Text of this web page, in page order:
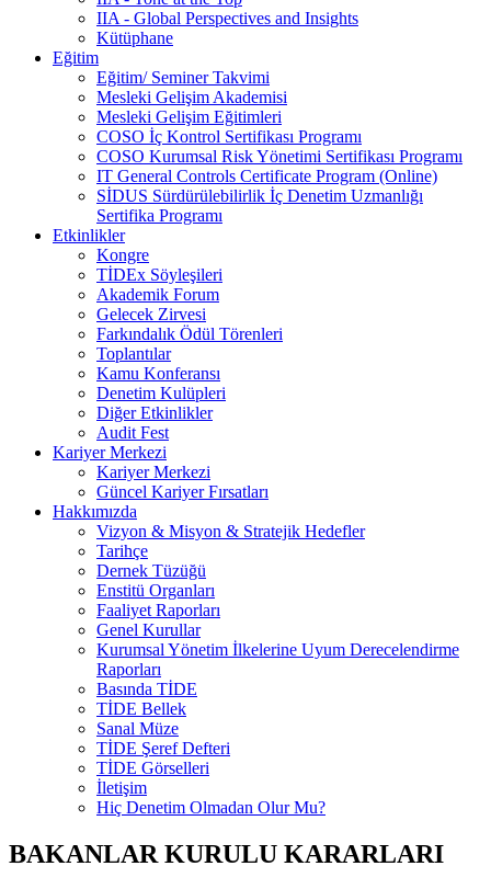
IIA - Global Perspectives and Insights
Kütüphane
Eğitim
Eğitim/ Seminer Takvimi
Mesleki Gelişim Akademisi
Mesleki Gelişim Eğitimleri
COSO İç Kontrol Sertifikası Programı
COSO Kurumsal Risk Yönetimi Sertifikası Programı
IT General Controls Certificate Program (Online)
SİDUS Sürdürülebilirlik İç Denetim Uzmanlığı
Sertifika Programı
Etkinlikler
Kongre
TİDEx Söyleşileri
Akademik Forum
Gelecek Zirvesi
Farkındalık Ödül Törenleri
Toplantılar
Kamu Konferansı
Denetim Kulüpleri
Diğer Etkinlikler
Audit Fest
Kariyer Merkezi
Kariyer Merkezi
Güncel Kariyer Fırsatları
Hakkımızda
Vizyon & Misyon & Stratejik Hedefler
Tarihçe
Dernek Tüzüğü
Enstitü Organları
Faaliyet Raporları
Genel Kurullar
Kurumsal Yönetim İlkelerine Uyum Derecelendirme
Raporları
Basında TİDE
TİDE Bellek
Sanal Müze
TİDE Şeref Defteri
TİDE Görselleri
İletişim
Hiç Denetim Olmadan Olur Mu?
BAKANLAR KURULU KARARLARI